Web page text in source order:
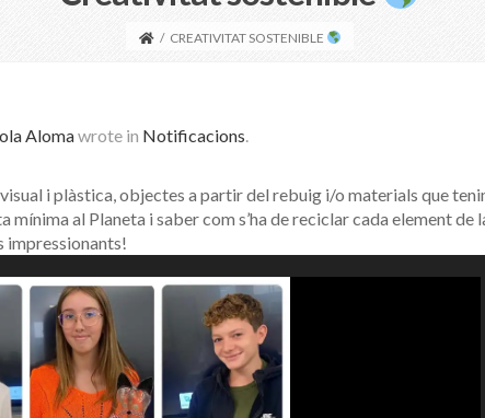
/ CREATIVITAT SOSTENIBLE
Alomawrote in Notificacions.
i plàstica, objectes a partir del rebuig i/o materials que
mínima al Planeta i saber com s’ha de reciclar cada element de
impressionants!